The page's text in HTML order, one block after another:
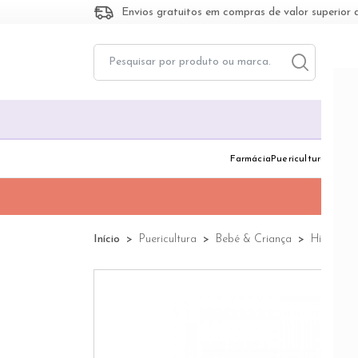
Envios gratuitos em compras de valor
FarmáciaToggle
Puericultura
Início Puericultura Bebé & Criança Higiene